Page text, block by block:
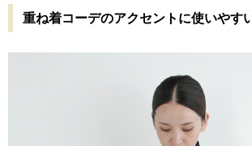
重ね着コーデのアクセントに使いやす